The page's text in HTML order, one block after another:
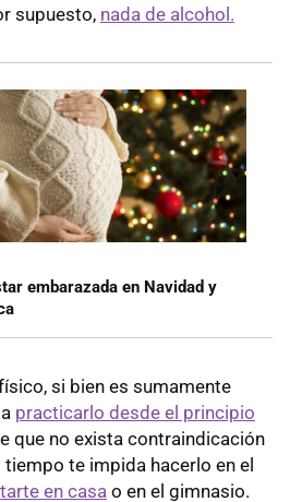
supuesto, nada de alcohol.
embarazada en Navidad y
si bien es sumamente
practicarlo desde el principio
que no exista contraindicación
tiempo te impida hacerlo en el
en casa o en el gimnasio.